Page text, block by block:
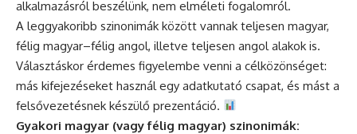
alkalmazásról beszélünk, nem elméleti fogalomról.
A leggyakoribb szinonimák között vannak teljesen magyar,
félig magyar–félig angol, illetve teljesen angol alakok is.
Választáskor érdemes figyelembe venni a célközönséget:
más kifejezéseket használ egy adatkutató csapat, és mást a
felsővezetésnek készülő prezentáció.
Gyakori magyar (vagy félig magyar) szinonimák: